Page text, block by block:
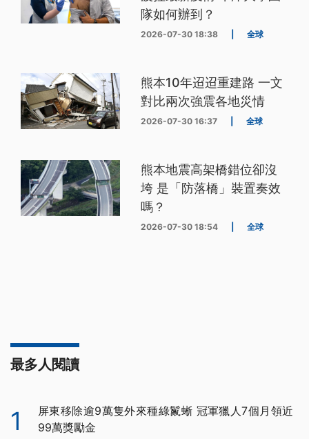
隊如何辦到？
2026-07-30 18:38 全球
熊本10年迢迢重建路 一文
對比兩次強震各地災情
2026-07-30 16:37 全球
熊本地震高架橋錯位卻沒
垮 是「防落橋」裝置奏效
嗎？
2026-07-30 18:54 全球
最多人閱讀
1
屏東移除逾9萬隻外來種綠鬣蜥 冠軍獵人7個月領近
99萬獎勵金